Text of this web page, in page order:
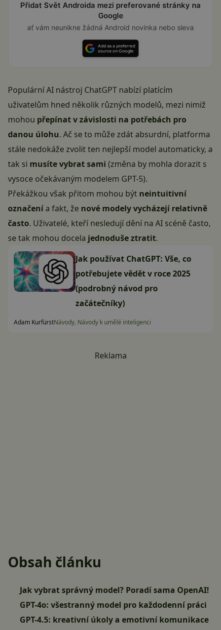
Přidat Svět Androida mezi preferované stránky na
Google
ať vám neunikne žádná Android novinka nebo sleva
Populární AI nástroj ChatGPT nabízí platícím
uživatelům hned několik různých modelů, mezi nimiž
mohou přepínat v závislosti na potřebách pro
danou úlohu. Ač se to může zdát absurdní, platforma
stále nedokáže zvolit ten nejlepší model automaticky, a
tak si musíte vybrat sami (změna by mohla dorazit s
vysoce očekávaným modelem GPT-5).
Překážkou však přitom mohou být neintuitivní
označenía fakt, že nové modely vycházejí relativně
často. Uživatelé, kteří nesledují dění na AI scéně často,
se tak mohou docela jednoduše ztratit.
Jak používat ChatGPT: Vše, co
potřebujete vědět v roce 2025
(podrobný návod pro
začátečníky)
Adam KurfürstNávody, Návody k umělé inteligenci
Reklama
Obsah článku
Jak vybrat správný model? Poradí sama OpenAI!
GPT-4o: všestranný model pro každodenní práci
GPT-4.5: kreativní úkoly a emotivní komunikace